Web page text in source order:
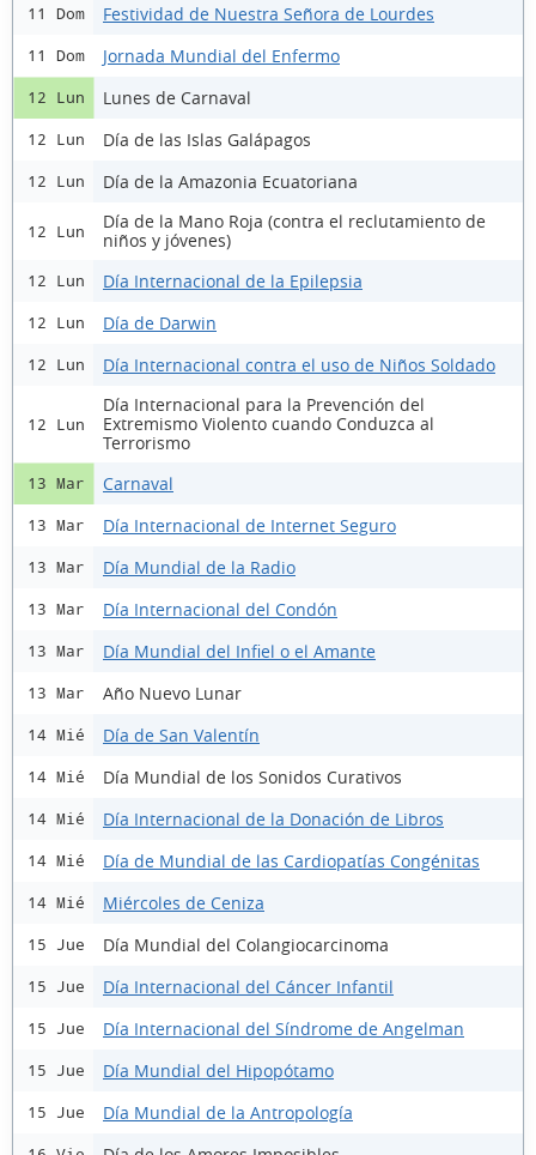
11 Dom Festividad de Nuestra Señora de Lourdes
11 Dom Jornada Mundial del Enfermo
12 Lun Lunes de Carnaval
12 Lun Día de las Islas Galápagos
12 Lun Día de la Amazonia Ecuatoriana
12 Lun
Día de la Mano Roja (contra el reclutamiento de
niños y jóvenes)
12 Lun Día Internacional de la Epilepsia
12 Lun Día de Darwin
12 Lun Día Internacional contra el uso de Niños Soldado
12 Lun
Día Internacional para la Prevención del
Extremismo Violento cuando Conduzca al
Terrorismo
13 Mar Carnaval
13 Mar Día Internacional de Internet Seguro
13 Mar Día Mundial de la Radio
13 Mar Día Internacional del Condón
13 Mar Día Mundial del Infiel o el Amante
13 Mar Año Nuevo Lunar
14 Mié Día de San Valentín
14 Mié Día Mundial de los Sonidos Curativos
14 Mié Día Internacional de la Donación de Libros
14 Mié Día de Mundial de las Cardiopatías Congénitas
14 Mié Miércoles de Ceniza
15 Jue Día Mundial del Colangiocarcinoma
15 Jue Día Internacional del Cáncer Infantil
15 Jue Día Internacional del Síndrome de Angelman
15 Jue Día Mundial del Hipopótamo
15 Jue Día Mundial de la Antropología